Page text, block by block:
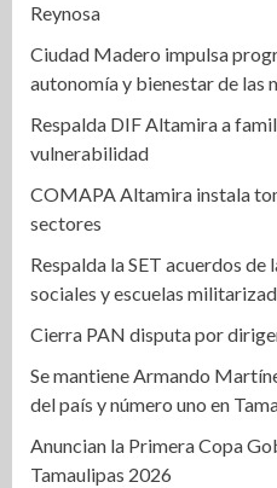
Reynosa
Ciudad Madero impulsa
autonomía y bienestar de las
Respalda DIF Altamira a
vulnerabilidad
COMAPA Altamira instala
sectores
Respalda la SET acuerdos
sociales y escuelas
Cierra PAN disputa por
Se mantiene Armando
del país y número uno en
Anuncian la Primera Copa
Tamaulipas 2026